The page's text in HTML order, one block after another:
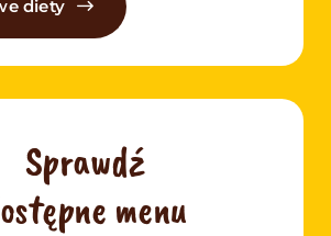
diety
Sprawdź
menu